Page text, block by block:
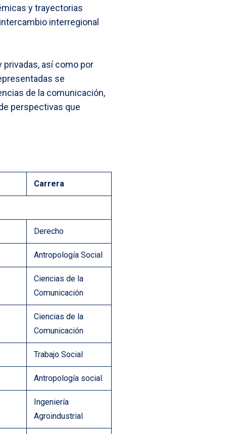
y trayectorias
interregional
así como por
se
de la comunicación,
perspectivas que
Carrera
Derecho
Antropología Social
Ciencias de la
Comunicación
Ciencias de la
Comunicación
Trabajo Social
Antropología social.
Ingeniería
Agroindustrial